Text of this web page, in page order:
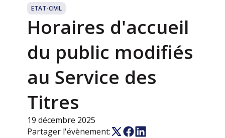
ETAT-CIVIL
Horaires d'accueil
du public modifiés
au Service des
Titres
19 décembre 2025
Partager l'évènement: